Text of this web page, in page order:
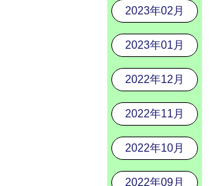
2023年02月
2023年01月
2022年12月
2022年11月
2022年10月
2022年09月